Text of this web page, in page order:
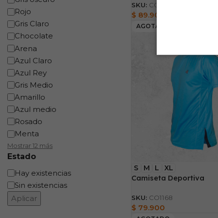
Rojo
Gris Claro
Chocolate
Arena
Azul Claro
Azul Rey
Gris Medio
Amarillo
Azul medio
Rosado
Menta
Mostrar 12 más
Estado
Hay existencias
Sin existencias
Aplicar
SKU: CO1179
$ 89.900
AGOTADO
S M L XL
Camiseta Deportiva
SKU: CO1168
$ 79.900